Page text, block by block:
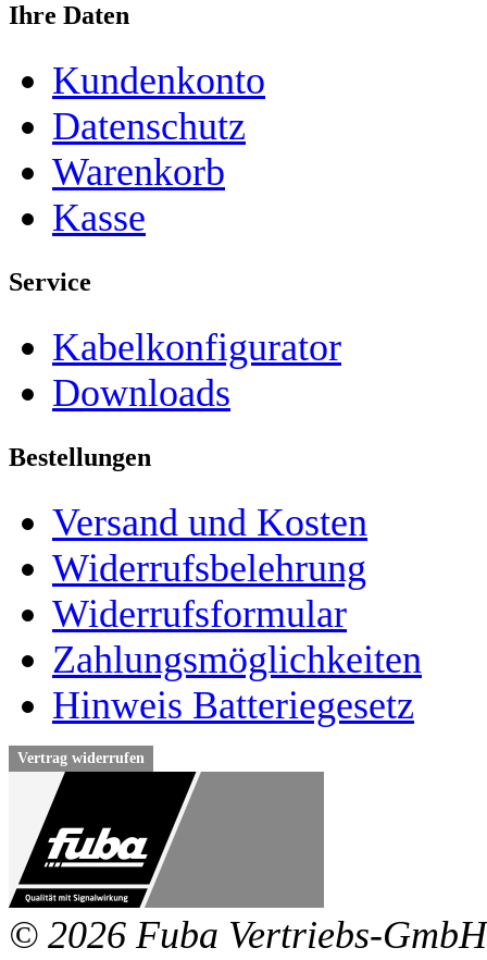
Ihre Daten
Kundenkonto
Datenschutz
Warenkorb
Kasse
Service
Kabelkonfigurator
Downloads
Bestellungen
Versand und Kosten
Widerrufsbelehrung
Widerrufsformular
Zahlungsmöglichkeiten
Hinweis Batteriegesetz
Vertrag widerrufen
© 2026 Fuba Vertriebs-GmbH